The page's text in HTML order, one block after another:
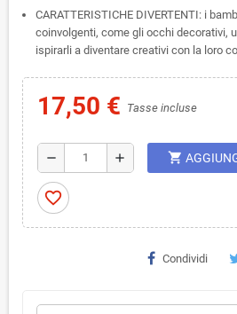
CARATTERISTICHE DIVERTENTI: i
coinvolgenti, come gli occhi decorativi,
ispirarli a diventare creativi con la loro
17,50 € Tasse incluse
remove add shopping_cart
favorite_border
Condividi